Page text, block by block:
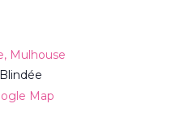
Mulhouse
Map